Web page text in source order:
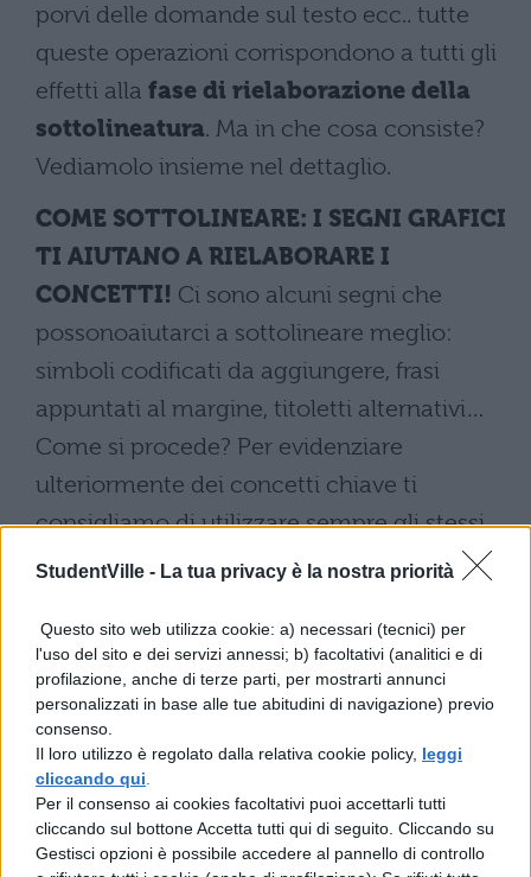
StudentVille - La tua privacy è la nostra priorità
Questo sito web utilizza cookie: a) necessari (tecnici) per
l'uso del sito e dei servizi annessi; b) facoltativi (analitici e di
profilazione, anche di terze parti, per mostrarti annunci
personalizzati in base alle tue abitudini di navigazione) previo
consenso.
Il loro utilizzo è regolato dalla relativa cookie policy, leggi
cliccando qui
Per il consenso ai cookies facoltativi puoi accettarli tutti
cliccando sul bottone Accetta tutti qui di seguito. Cliccando su
Gestisci opzioni è possibile accedere al pannello di controllo
porvi delle domande sul testo ecc.. tutte
queste operazioni corrispondono a tutti gli
effetti alla fase di rielaborazione della
sottolineatura. Ma in che cosa consiste?
Vediamolo insieme nel dettaglio.
COME SOTTOLINEARE: I SEGNI GRAFICI
TI AIUTANO A RIELABORARE I
CONCETTI! Ci sono alcuni segni che
possonoaiutarci a sottolineare meglio:
simboli codificati da aggiungere, frasi
appuntati al margine, titoletti alternativi…
Come si procede? Per evidenziare
ulteriormente dei concetti chiave ti
consigliamo di utilizzare sempre gli stessi
segni. I simboli che sceglierai devono
devono essere distinguibili l'uno dall'altro.
Ecco alcuni esempi:
potete utilizzare questo segno > per
evidenziare la parola chiave
una freccetta invece può indicare un